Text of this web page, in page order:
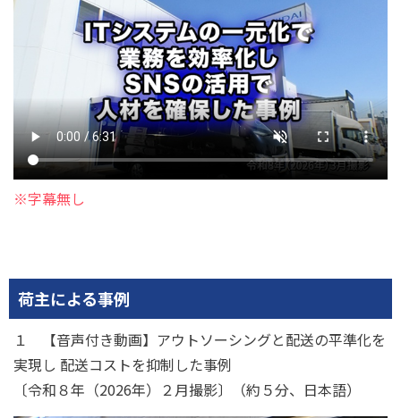
※字幕無し
荷主による事例
１ 【音声付き動画】アウトソーシングと配送の平準化を
実現し 配送コストを抑制した事例
〔令和８年（2026年）２月撮影〕（約５分、日本語）